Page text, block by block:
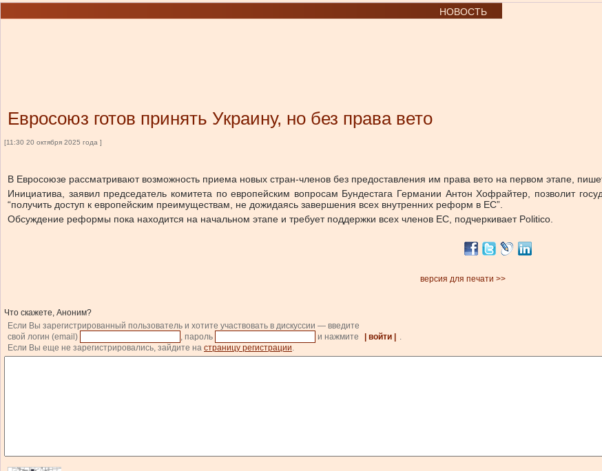
НОВОСТЬ
Евросоюз готов принять Украину, но без права вето
[11:30 20 октября 2025 года ]
В Евросоюзе рассматривают возможность приема новых стран-членов без предоставления им права вето на первом этапе,
Инициатива, заявил председатель комитета по европейским вопросам Бундестага Германии Антон Хофрайтер, позволит
“получить доступ к европейским преимуществам, не дожидаясь завершения всех внутренних реформ в ЕС”.
Обсуждение реформы пока находится на начальном этапе и требует поддержки всех членов ЕС, подчеркивает Politico.
версия для печати >>
Что скажете, Аноним?
Если Вы зарегистрированный пользователь и хотите участвовать в дискуссии — введите
свой логин (email)
, пароль и нажмите | войти |
.
Если Вы еще не зарегистрировались, зайдите на страницу регистрации.